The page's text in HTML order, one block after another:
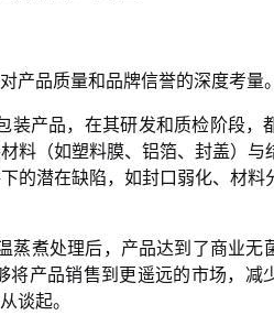
产品质量和品牌信誉的深度考量。
装产品，在其研发和质检阶段，
料（如塑料膜、铝箔、封盖）与
的潜在缺陷，如封口弱化、材料
蒸煮处理后，产品达到了商业无
产品销售到更遥远的市场，减
谈起。